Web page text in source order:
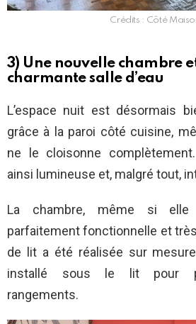
Crédits : Côté
3) Une nouvelle chambre
charmante salle d’eau
L’espace nuit est désormais
grâce à la paroi côté cuisine,
ne le cloisonne
ainsi lumineuse et, malgré tout,
La chambre, même si
parfaitement fonctionnelle et
de lit a été réalisée sur
installé sous le lit pour
rangements.